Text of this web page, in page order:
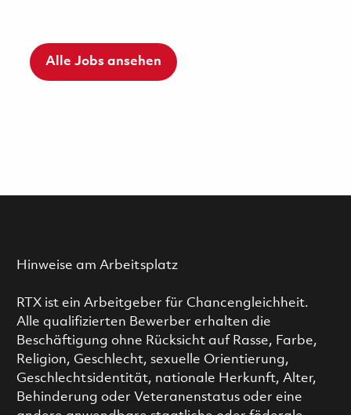
Alle Jobs ansehen
Hinweise am Arbeitsplatz
RTX ist ein Arbeitgeber für Chancengleichheit.
Alle qualifizierten Bewerber erhalten die
Beschäftigung ohne Rücksicht auf Rasse, Farbe,
Religion, Geschlecht, sexuelle Orientierung,
Geschlechtsidentität, nationale Herkunft, Alter,
Behinderung oder Veteranenstatus oder eine